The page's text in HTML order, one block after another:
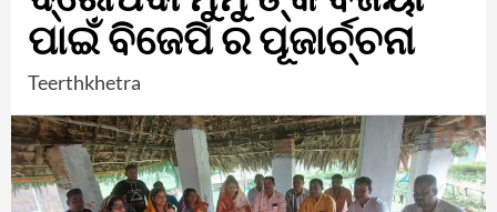
ପାଇଁ ବିଜେପି ର ପୂଜାର୍ଚ୍ଚନା
Teerthkhetra